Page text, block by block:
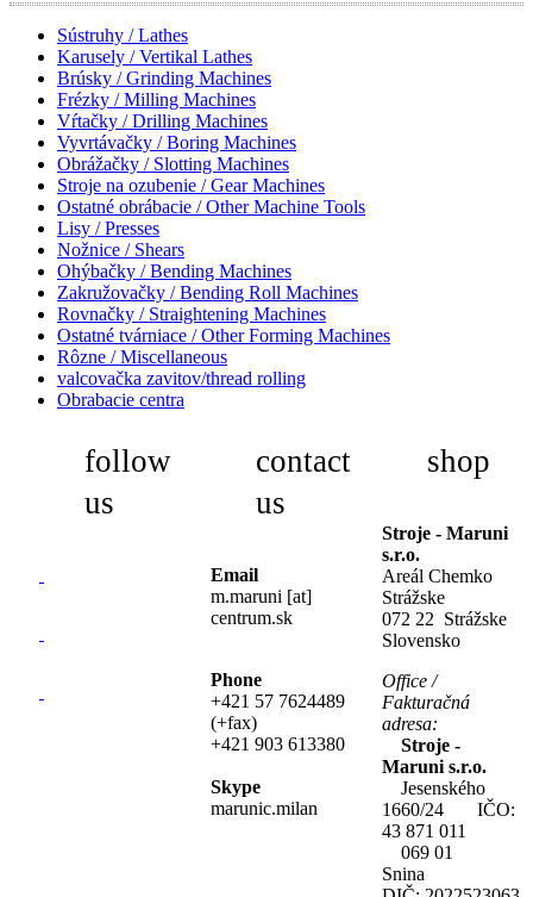
Sústruhy / Lathes
Karusely / Vertikal Lathes
Brúsky / Grinding Machines
Frézky / Milling Machines
Vŕtačky / Drilling Machines
Vyvrtávačky / Boring Machines
Obrážačky / Slotting Machines
Stroje na ozubenie / Gear Machines
Ostatné obrábacie / Other Machine Tools
Lisy / Presses
Nožnice / Shears
Ohýbačky / Bending Machines
Zakružovačky / Bending Roll Machines
Rovnačky / Straightening Machines
Ostatné tvárniace / Other Forming Machines
Rôzne / Miscellaneous
valcovačka zavitov/thread rolling
Obrabacie centra
follow
us
contact
us
Email
m.maruni [at]
centrum.sk
Phone
+421 57 7624489
(+fax)
+421 903 613380
Skype
marunic.milan
shop
Stroje - Maruni
s.r.o.
Areál Chemko
Strážske
072 22 Strážske
Slovensko
Office /
Fakturačná
adresa:
Stroje -
Maruni s.r.o.
Jesenského
1660/24 IČO:
43 871 011
069 01
Snina